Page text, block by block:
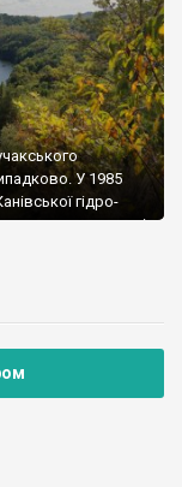
У 1985
гідро-
потужності